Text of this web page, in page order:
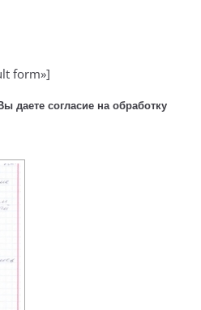
form»]
даете согласие на обработку